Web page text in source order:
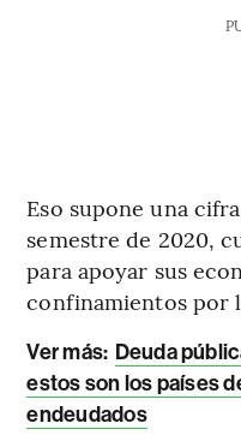
Eso supone una
semestre de 2020,
para apoyar sus
confinamientos por
Ver más: Deuda
estos son los países
endeudados